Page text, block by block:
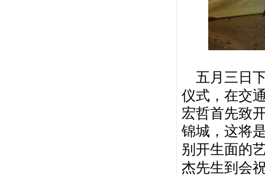
五月三日
仪式，在交
宏哲首先致
锦城，这将
别开生面的
杰先生到会